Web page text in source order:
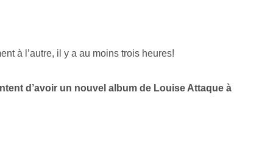
à l’autre, il y a au moins trois heures!
d’avoir un nouvel album de Louise Attaque à